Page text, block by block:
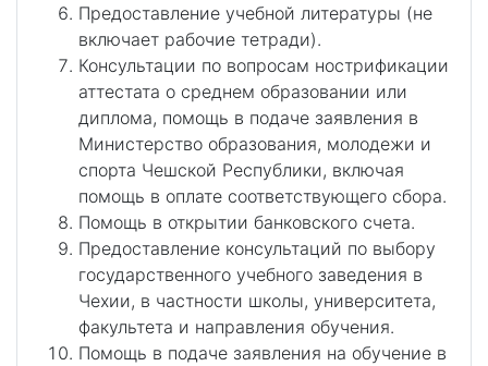
Предоставление учебной литературы (не
включает рабочие тетради).
Консультации по вопросам нострификации
аттестата о среднем образовании или
диплома, помощь в подаче заявления в
Министерство образования, молодежи и
спорта Чешской Республики, включая
помощь в оплате соответствующего сбора.
Помощь в открытии банковского счета.
Предоставление консультаций по выбору
государственного учебного заведения в
Чехии, в частности школы, университета,
факультета и направления обучения.
Помощь в подаче заявления на обучение в